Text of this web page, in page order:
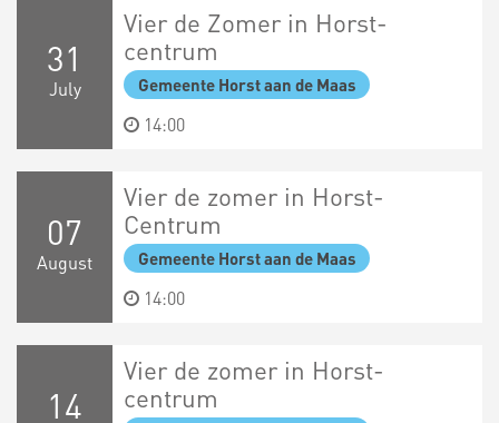
31
July
Vier de Zomer in Horst-
centrum
Gemeente Horst aan de Maas
14:00
07
August
Vier de zomer in Horst-
Centrum
Gemeente Horst aan de Maas
14:00
14
Vier de zomer in Horst-
centrum